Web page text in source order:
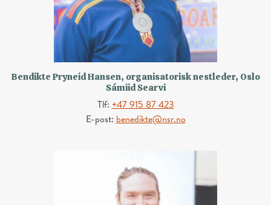
Bendikte Pryneid Hansen, organisatorisk nestleder, Oslo
Sámiid Searvi
Tlf:+47 915 87 423
E-post:benedikte@nsr.no